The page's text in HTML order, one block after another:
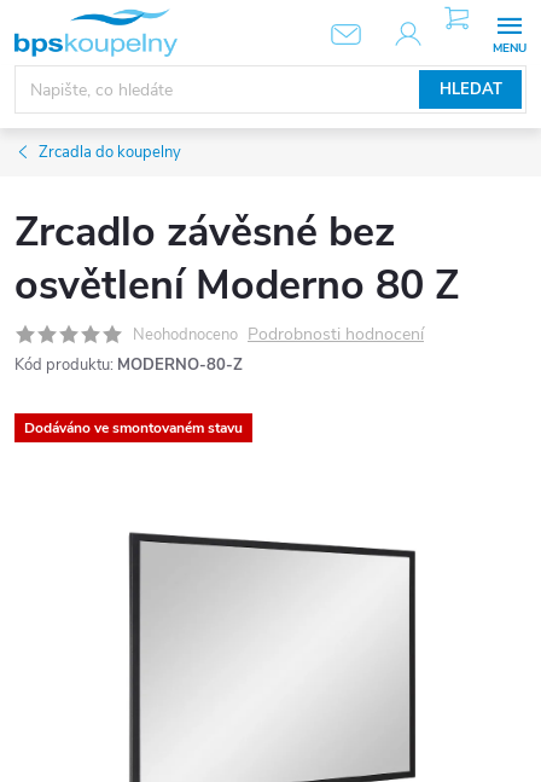
obsah
HLEDAT
NÁKUPNÍ
KOŠÍK
Zrcadla do koupelny
Zrcadlo závěsné bez
osvětlení Moderno 80 Z
Neohodnoceno Podrobnosti hodnocení
Kód produktu: MODERNO-80-Z
Dodáváno ve smontovaném stavu